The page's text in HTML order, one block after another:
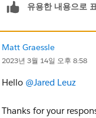
유용한 내용으로
Matt Graessle
2023년 3월 14일 오후 8:58
Hello @Jared Leuz
Thanks for your